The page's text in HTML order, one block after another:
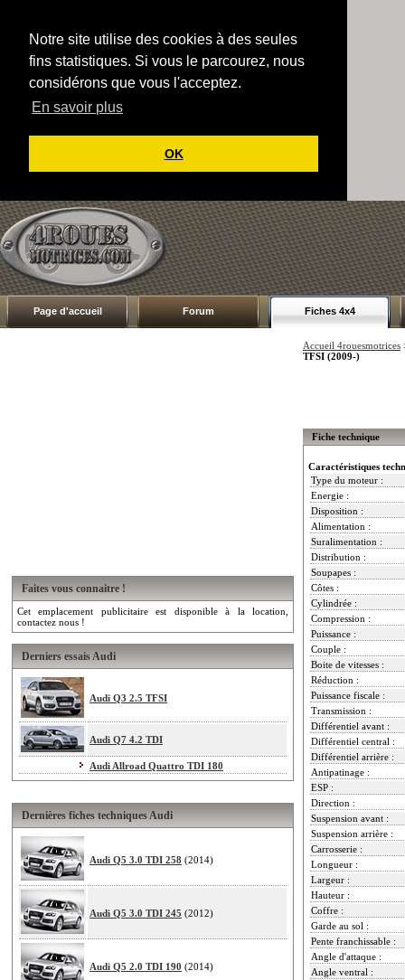
Notre site utilise des cookies à des seules
fins statistiques. Si vous le parcourez, nous
considérons que vous l'acceptez.
En savoir plus
OK
Page d'accueil Forum Fiches 4x4
Faites vous connaitre !
Cet emplacement publicitaire est disponible à la location,
contactez nous !
Derniers essais Audi
Audi Q3 2.5 TFSI
Audi Q7 4.2 TDI
Audi Allroad Quattro TDI 180
Dernières fiches techniques Audi
Audi Q5 3.0 TDI 258 (2014)
Audi Q5 3.0 TDI 245 (2012)
Audi Q5 2.0 TDI 190 (2014)
Accueil 4rouesmotrices
TFSI (2009-)
Fiche technique
Caractéristiques
Type du moteur :
Energie :
Disposition :
Alimentation :
Suralimentation :
Distribution :
Soupapes :
Côtes :
Cylindrée :
Compression :
Puissance :
Couple :
Boite de vitesses :
Réduction :
Puissance fiscale :
Transmission :
Différentiel avant :
Différentiel central :
Différentiel arrière :
Antipatinage :
ESP :
Direction :
Suspension avant :
Suspension arrière :
Carrosserie :
Longueur :
Largeur :
Hauteur :
Coffre :
Garde au sol :
Pente franchissable :
Angle d'attaque :
Angle ventral :